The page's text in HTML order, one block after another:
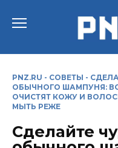
PNZ.RU - СОВЕТЫ -
ОБЫЧНОГО ШАМПУНЯ:
ОЧИСТЯТ КОЖУ И
МЫТЬ РЕЖЕ
Сделайте